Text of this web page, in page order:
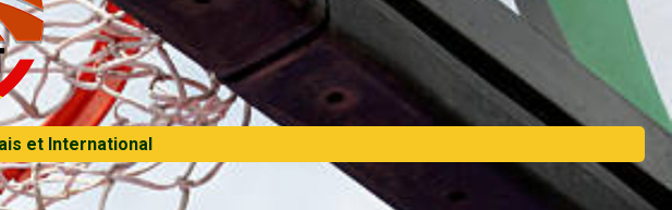
et International